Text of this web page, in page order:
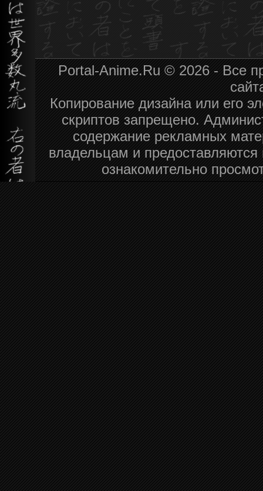
Portal-Anime.Ru © 2026 - Все
Копирование дизайна или его
скриптов запрещено.
содержание рекламных
владельцам и
ознакомительно